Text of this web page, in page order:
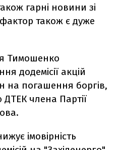
гарні новини зі
фактор також є дуже
Тимошенко
додемісії акцій
на погашення боргів,
ДТЕК члена Партії
імовірність